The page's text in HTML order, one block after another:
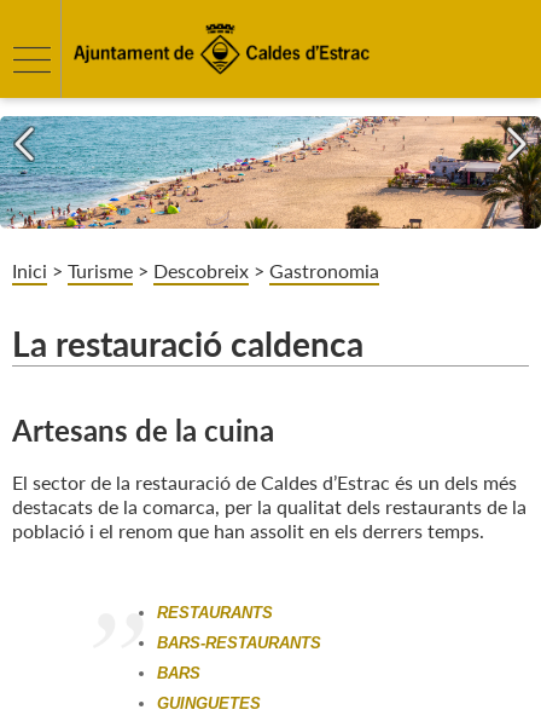
Inici > Turisme > Descobreix > Gastronomia
La restauració caldenca
Artesans de la cuina
El sector de la restauració de Caldes d’Estrac és un dels més
destacats de la comarca, per la qualitat dels restaurants de la
població i el renom que han assolit en els derrers temps.
RESTAURANTS
BARS-RESTAURANTS
BARS
GUINGUETES